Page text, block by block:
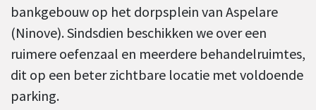
bankgebouw op het dorpsplein van Aspelare
(Ninove). Sindsdien beschikken we over een
ruimere oefenzaal en meerdere behandelruimtes,
dit op een beter zichtbare locatie met voldoende
parking.